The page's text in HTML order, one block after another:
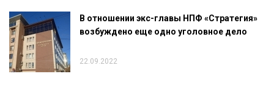
В отношении экс-главы НПФ «Стратегия»
возбуждено еще одно уголовное дело
22.09.2022